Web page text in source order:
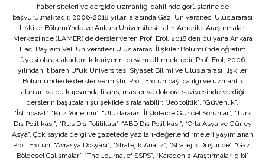
haber siteleri ve dergide uzmanlığı dahilinde görüşlerine de
başvurulmaktadır. 2006-2018 yılları arasında Gazi Üniversitesi Uluslararası
İlişkiler Bölümü’nde ve Ankara Üniversitesi Latin Amerika Araştırmaları
Merkezi’nde (LAMER) de dersler veren Prof. Erol, 2018’den bu yana Ankara
Hacı Bayram Veli Üniversitesi Uluslararası İlişkiler Bölümü’nde öğretim
üyesi olarak akademik kariyerini devam ettirmektedir. Prof. Erol, 2006
yılından itibaren Ufuk Üniversitesi Siyaset Bilimi ve Uluslararası İlişkiler
Bölümü’nde de dersler vermiştir. Prof. Erol’un başlıca ilgi ve uzmanlık
alanları ve bu kapsamda lisans, master ve doktora seviyesinde verdiği
derslerin başlıcaları şu şekilde sıralanabilir: “Jeopolitik”, “Güvenlik”,
“İstihbarat”, “Kriz Yönetimi”, “Uluslararası İlişkilerde Güncel Sorunlar”, “Türk
Dış Politikası”, “Rus Dış Politikası”, “ABD Dış Politikası”, “Orta Asya ve Güney
Asya”. Çok sayıda dergi ve gazetede yazıları-değerlendirmeleri yayımlanan
Prof. Erol’un; “Avrasya Dosyası”, “Stratejik Analiz”, “Stratejik Düşünce”, “Gazi
Bölgesel Çalışmalar”, “The Journal of SSPS”, “Karadeniz Araştırmaları gibi”